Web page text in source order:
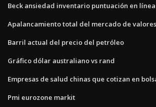
Beck ansiedad inventario puntuación en línea
Apalancamiento total del mercado de valores
Barril actual del precio del petróleo
Gráfico dólar australiano vs rand
Empresas de salud chinas que cotizan en
Pmi eurozone markit